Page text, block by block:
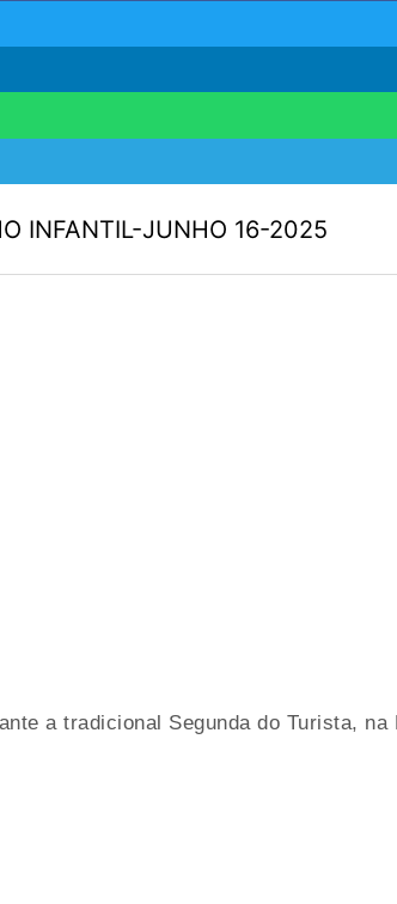
a tradicional Segunda do Turista, na